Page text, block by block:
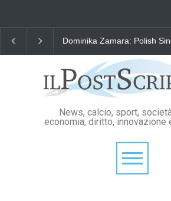
Dominika Zamara: Polish
News, calcio, sport,
economia, diritto, innovazione